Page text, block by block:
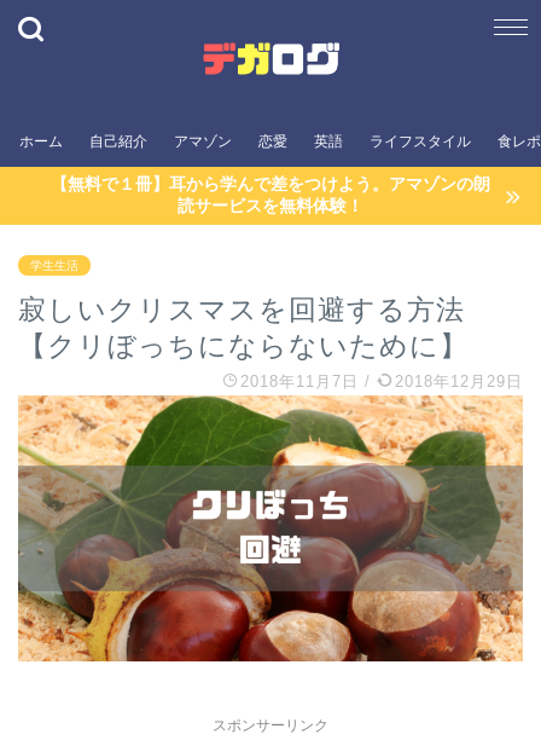
ホーム 自己紹介 アマゾン 恋愛 英語 ライフスタイル 食レポ
【無料で１冊】耳から学んで差をつけよう。アマゾンの朗
読サービスを無料体験！
学生生活
寂しいクリスマスを回避する方法
【クリぼっちにならないために】
2018年11月7日 / 2018年12月29日
スポンサーリンク